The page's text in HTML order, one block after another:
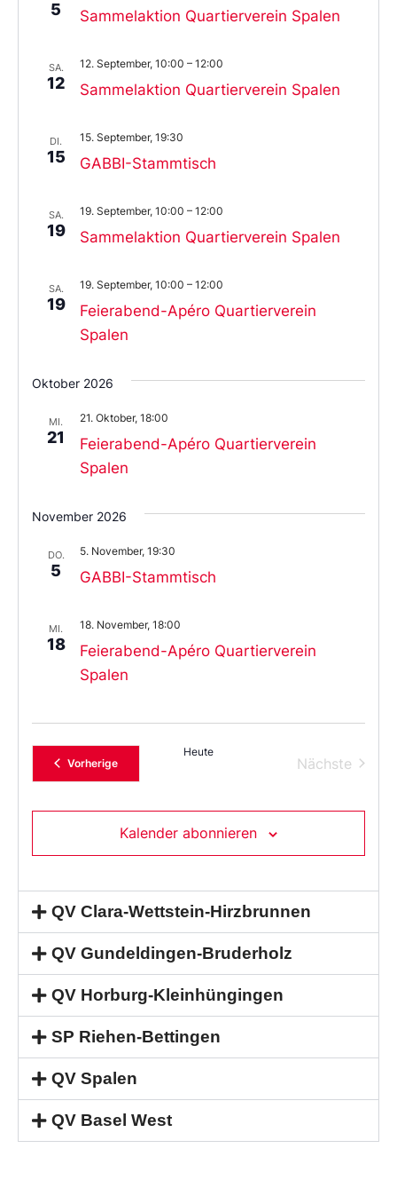
5 Sammelaktion Quartierverein Spalen
SA.
12 Sammelaktion Quartierverein Spalen
12. September, 10:00 – 12:00
DI.
15 GABBI-Stammtisch
15. September, 19:30
SA.
19 Sammelaktion Quartierverein Spalen
19. September, 10:00 – 12:00
SA.
19
Feierabend-Apéro Quartierverein
Spalen
19. September, 10:00 – 12:00
Oktober 2026
MI.
21
Feierabend-Apéro Quartierverein
Spalen
21. Oktober, 18:00
November 2026
DO.
5 GABBI-Stammtisch
5. November, 19:30
MI.
18
Feierabend-Apéro Quartierverein
Spalen
18. November, 18:00
VorherigeVeranstaltungen
Heute
Nächste
Kalender abonnieren
QV Clara-Wettstein-Hirzbrunnen
QV Gundeldingen-Bruderholz
QV Horburg-Kleinhüngingen
SP Riehen-Bettingen
QV Spalen
QV Basel West